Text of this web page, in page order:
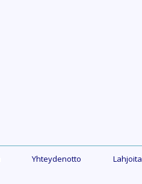
Yhteydenotto Lahjoita